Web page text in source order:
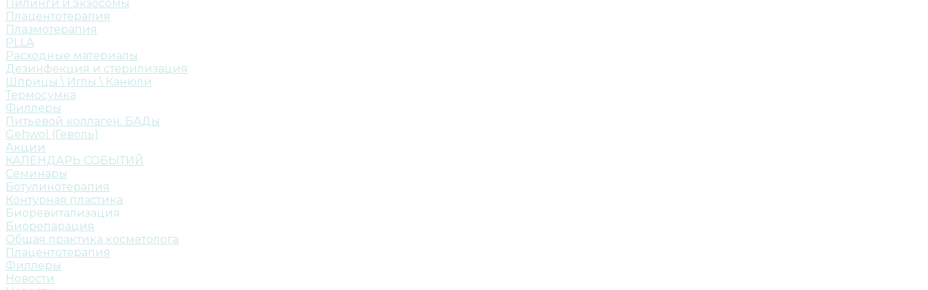
Пилинги и экзосомы
Плацентотерапия
Плазмотерапия
PLLA
Расходные материалы
Дезинфекция и стерилизация
Шприцы \ Иглы \ Канюли
Термосумка
Филлеры
Питьевой коллаген. БАДы
Gehwol (Геволь)
Акции
КАЛЕНДАРЬ СОБЫТИЙ
Семинары
Ботулинотерапия
Контурная пластика
Биоревитализация
Биорепарация
Общая практика косметолога
Плацентотерапия
Филлеры
Новости